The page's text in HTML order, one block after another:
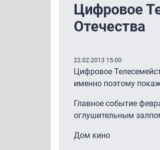
Цифровое
Отечества
22.02.2013 15:00
Цифровое
именно поэтому
Главное событие
оглушительным
Дом кино